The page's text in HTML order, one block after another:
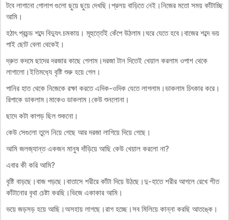
টবে লাগানো গোলাপ গুলো ছুয়ে ছুয়ে দেখছি।প্রলয় বাড়িতে নেই।নিজের মতো সময় কাঁটাচ্ছি
আমি।
হঠাৎ প্রচন্ড শব্দে বিদ‍্যুৎ চমকায়। মূহুর্ত্তেই কেঁপে উঠলাম।ঘরে যেতে হবে।বাজের শব্দে ভয়
পাই ছোট বেলা থেকেই।
দ্রুত কদমে ছাদের দরজার কাছে গেলাম।দরজা টান দিতেই খেয়াল করলাম ওপাশ থেকে
লাগালো।ইতিমধ‍্যে বৃষ্টি শুরু হয়ে গেল।
পানির হাত থেকে নিজেকে রক্ষা করতে এদিক-ওদিক যেতে লাগলাম।ডাকলাম চিৎকার করে।
রিপাকে ডাকলাম।মাকেও ডাকলাম।কেউ শুনলোনা।
ছাদে কটা কাপড় ছিল শুকনো।
কেউ সেগুলো তুলে নিয়ে গেছে আর দরজা লাগিয়ে দিয়ে গেছে।
আমি জলজ‍্যান্ত একজন মানুষ দাঁড়িয়ে আছি কেউ খেয়াল করলো না?
এবার কী করি আমি?
বৃষ্টি বাড়ছে।বাজ পড়ছে।বাতাসে শরীরে কাঁটা দিয়ে উঠছে।দু-হাতে শরীর আগলে রেখে শীত
কাঁটানোর বৃথা চেষ্টা করছি।ভিজে একাকার আমি।
ভয়ে জড়সড় হয়ে আছি।অসহায় লাগছে।রাগ হচ্ছে।সব মিলিয়ে কান্না করছি আতঙ্কে।